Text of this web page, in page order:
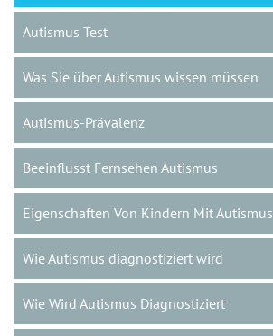
Autismus Test
Was Sie über Autismus wissen müssen
Autismus-Prävalenz
Beeinflusst Fernsehen Autismus
Eigenschaften Von Kindern Mit Autismus
Wie Autismus diagnostiziert wird
Wie Wird Autismus Diagnostiziert